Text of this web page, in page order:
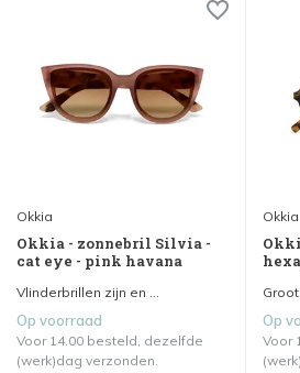
Okkia
Okkia - zonnebril Silvia -
cat eye - pink havana
Vlinderbrillen zijn en ...
Op voorraad
Voor 14.00 besteld, dezelfde
(werk)dag verzonden.
Okkia
Op
Voor